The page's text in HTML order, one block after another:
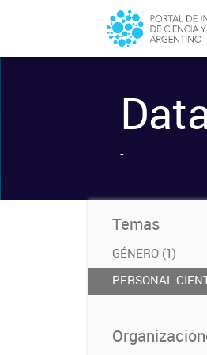
-
Temas
GÉNERO (1)
PERSONAL